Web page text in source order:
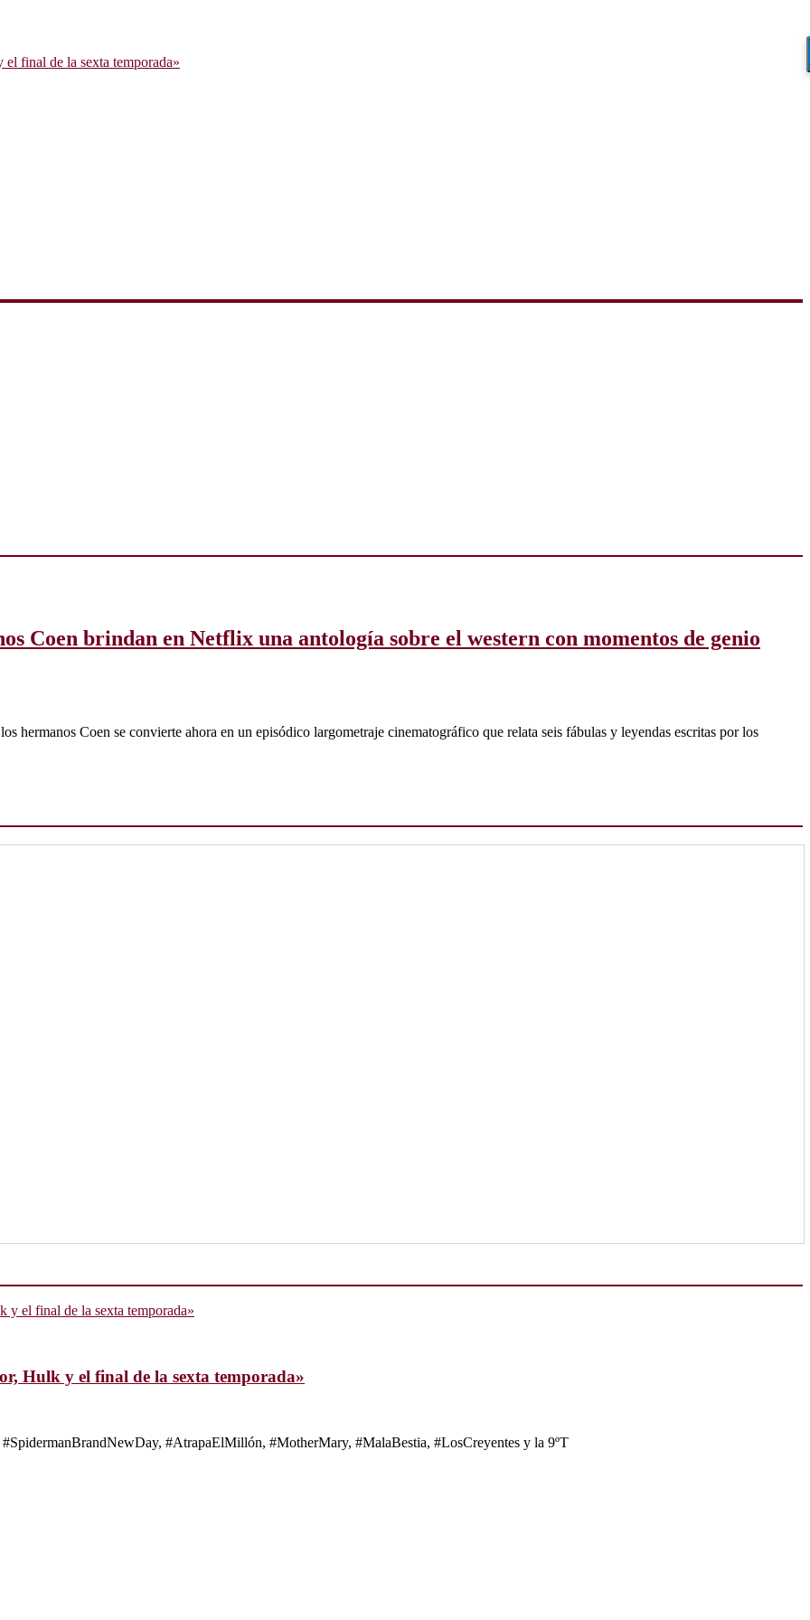
final de la sexta temporada»
Coen brindan en Netflix una antología sobre el western con momentos de genio
hermanos Coen se convierte ahora en un episódico largometraje cinematográfico que relata seis fábulas y leyendas escritas por los
Hulk y el final de la sexta temporada»
#SpidermanBrandNewDay, #AtrapaElMillón, #MotherMary, #MalaBestia, #LosCreyentes y la 9ºT